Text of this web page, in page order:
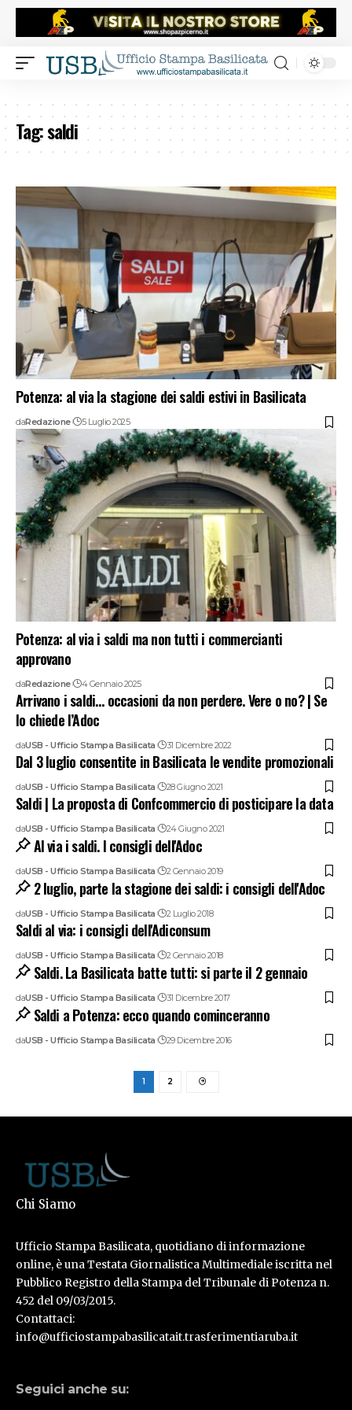
Tag:saldi
Potenza: al via la stagione dei saldi estivi in Basilicata
daRedazione 5 Luglio 2025
Potenza: al via i saldi ma non tutti i commercianti
approvano
daRedazione 4 Gennaio 2025
Arrivano i saldi… occasioni da non perdere. Vere o no? | Se
lo chiede l’Adoc
daUSB - Ufficio Stampa Basilicata 31 Dicembre 2022
Dal 3 luglio consentite in Basilicata le vendite promozionali
daUSB - Ufficio Stampa Basilicata 28 Giugno 2021
Saldi | La proposta di Confcommercio di posticipare la data
daUSB - Ufficio Stampa Basilicata 24 Giugno 2021
Al via i saldi. I consigli dell'Adoc
daUSB - Ufficio Stampa Basilicata 2 Gennaio 2019
2 luglio, parte la stagione dei saldi: i consigli dell'Adoc
daUSB - Ufficio Stampa Basilicata 2 Luglio 2018
Saldi al via: i consigli dell'Adiconsum
daUSB - Ufficio Stampa Basilicata 2 Gennaio 2018
Saldi. La Basilicata batte tutti: si parte il 2 gennaio
daUSB - Ufficio Stampa Basilicata 31 Dicembre 2017
Saldi a Potenza: ecco quando cominceranno
daUSB - Ufficio Stampa Basilicata 29 Dicembre 2016
1 2
Chi Siamo
Ufficio Stampa Basilicata, quotidiano di informazione
online, è una Testata Giornalistica Multimediale iscritta nel
Pubblico Registro della Stampa del Tribunale di Potenza n.
452 del 09/03/2015.
Contattaci:
info@ufficiostampabasilicatait.trasferimentiaruba.it
Seguici anche su: